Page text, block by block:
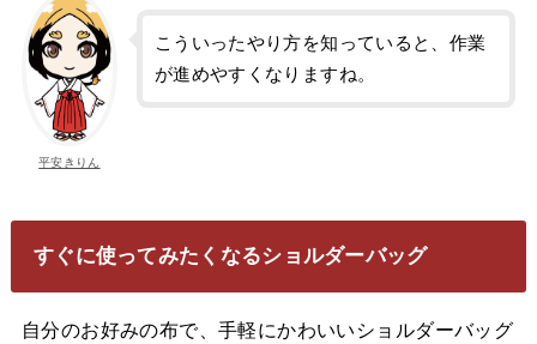
平安きりん
こういったやり方を知っていると、作業
が進めやすくなりますね。
すぐに使ってみたくなるショルダーバッグ
自分のお好みの布で、手軽にかわいいショルダーバッグ